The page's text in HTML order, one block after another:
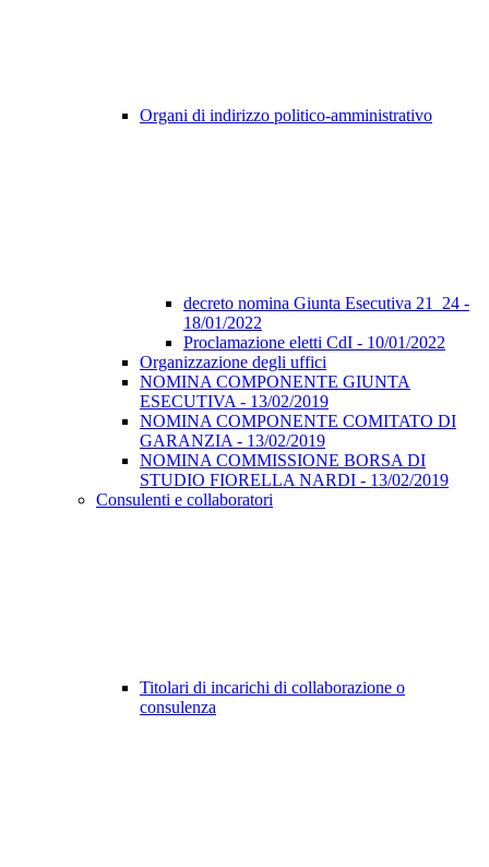
Organi di indirizzo politico-amministrativo
decreto nomina Giunta Esecutiva 21_24 -
18/01/2022
Proclamazione eletti CdI - 10/01/2022
Organizzazione degli uffici
NOMINA COMPONENTE GIUNTA
ESECUTIVA - 13/02/2019
NOMINA COMPONENTE COMITATO DI
GARANZIA - 13/02/2019
NOMINA COMMISSIONE BORSA DI
STUDIO FIORELLA NARDI - 13/02/2019
Consulenti e collaboratori
Titolari di incarichi di collaborazione o
consulenza